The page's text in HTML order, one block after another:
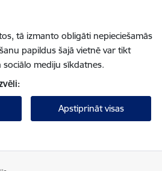
tā izmanto obligāti nepieciešamās
papildus šajā vietnē var tikt
mediju sīkdatnes.
Apstiprināt visas